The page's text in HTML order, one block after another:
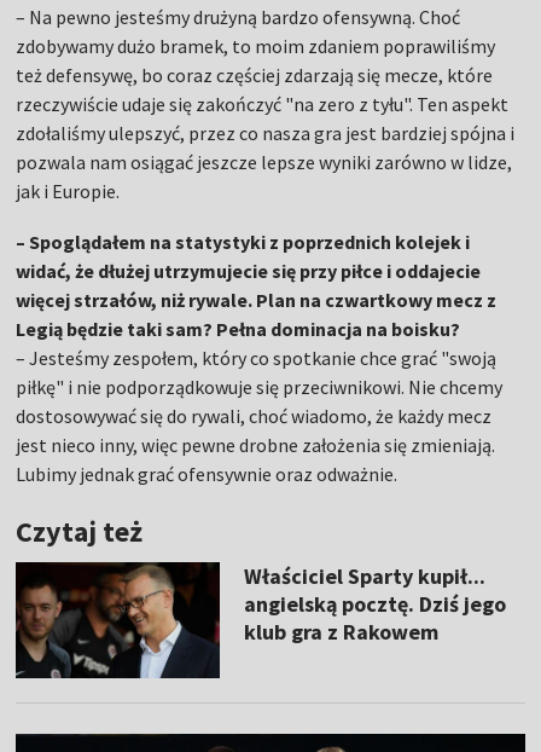
– Na pewno jesteśmy drużyną bardzo ofensywną. Choć
zdobywamy dużo bramek, to moim zdaniem poprawiliśmy
też defensywę, bo coraz częściej zdarzają się mecze, które
rzeczywiście udaje się zakończyć "na zero z tyłu". Ten aspekt
zdołaliśmy ulepszyć, przez co nasza gra jest bardziej spójna i
pozwala nam osiągać jeszcze lepsze wyniki zarówno w lidze,
jak i Europie.
– Spoglądałem na statystyki z poprzednich kolejek i
widać, że dłużej utrzymujecie się przy piłce i oddajecie
więcej strzałów, niż rywale. Plan na czwartkowy mecz z
Legią będzie taki sam? Pełna dominacja na boisku?
– Jesteśmy zespołem, który co spotkanie chce grać "swoją
piłkę" i nie podporządkowuje się przeciwnikowi. Nie chcemy
dostosowywać się do rywali, choć wiadomo, że każdy mecz
jest nieco inny, więc pewne drobne założenia się zmieniają.
Lubimy jednak grać ofensywnie oraz odważnie.
Czytaj też
Właściciel Sparty kupił...
angielską pocztę. Dziś jego
klub gra z Rakowem